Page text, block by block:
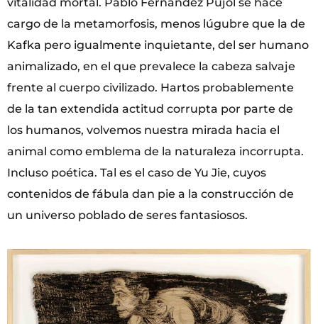
cargo de la metamorfosis, menos lúgubre que la de
Kafka pero igualmente inquietante, del ser humano
animalizado, en el que prevalece la cabeza salvaje
frente al cuerpo civilizado. Hartos probablemente
de la tan extendida actitud corrupta por parte de
los humanos, volvemos nuestra mirada hacia el
animal como emblema de la naturaleza incorrupta.
Incluso poética. Tal es el caso de Yu Jie, cuyos
contenidos de fábula dan pie a la construcción de
un universo poblado de seres fantasiosos.